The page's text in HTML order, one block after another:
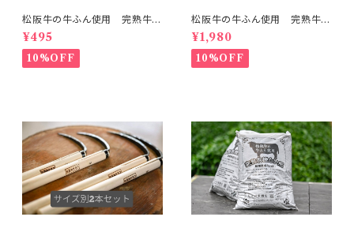
松阪牛の牛ふん使用 完熟牛ふ
んたい肥 ５ｋgパック
¥495
10%OFF
松阪牛の牛ふん使用 完熟牛ふ
んたい肥 ５ｋgパック ４袋セッ
ト
¥1,980
10%OFF